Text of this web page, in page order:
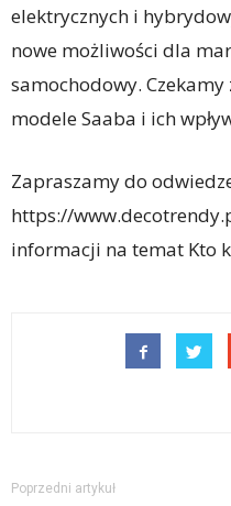
elektrycznych i
nowe możliwości dla
samochodowy.
modele Saaba i ich
Zapraszamy do
https://
informacji na temat Kto
Poprzedni artykuł